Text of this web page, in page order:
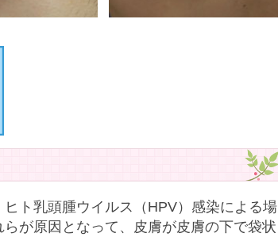
ト乳頭腫ウイルス（HPV）感染による場
が原因となって、皮膚が皮膚の下で袋状